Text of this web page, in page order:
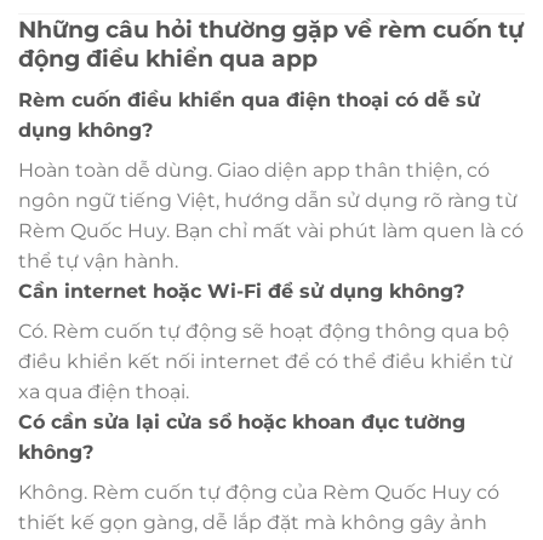
Những câu hỏi thường gặp về rèm cuốn tự
động điều khiển qua app
Rèm cuốn điều khiển qua điện thoại có dễ sử
dụng không?
Hoàn toàn dễ dùng. Giao diện app thân thiện, có
ngôn ngữ tiếng Việt, hướng dẫn sử dụng rõ ràng từ
Rèm Quốc Huy. Bạn chỉ mất vài phút làm quen là có
thể tự vận hành.
Cần internet hoặc Wi-Fi để sử dụng không?
Có. Rèm cuốn tự động sẽ hoạt động thông qua bộ
điều khiển kết nối internet để có thể điều khiển từ
xa qua điện thoại.
Có cần sửa lại cửa sổ hoặc khoan đục tường
không?
Không. Rèm cuốn tự động của Rèm Quốc Huy có
thiết kế gọn gàng, dễ lắp đặt mà không gây ảnh